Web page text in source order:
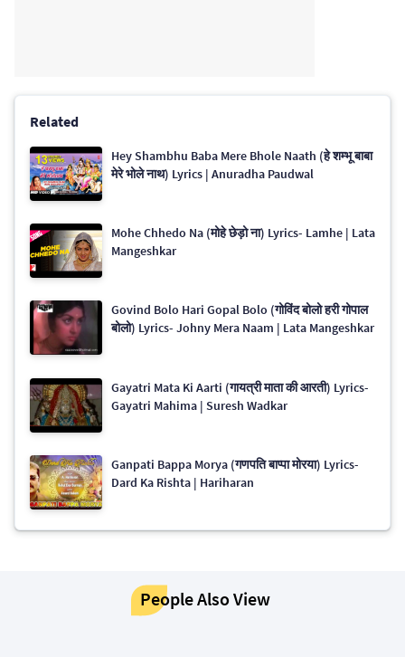
Related
Hey Shambhu Baba Mere Bhole Naath (हे शम्भू बाबा
मेरे भोले नाथ) Lyrics | Anuradha Paudwal
Mohe Chhedo Na (मोहे छेड़ो ना) Lyrics- Lamhe | Lata
Mangeshkar
Govind Bolo Hari Gopal Bolo (गोविंद बोलो हरी गोपाल
बोलो) Lyrics- Johny Mera Naam | Lata Mangeshkar
Gayatri Mata Ki Aarti (गायत्री माता की आरती) Lyrics-
Gayatri Mahima | Suresh Wadkar
Ganpati Bappa Morya (गणपति बाप्पा मोरया) Lyrics-
Dard Ka Rishta | Hariharan
People Also View